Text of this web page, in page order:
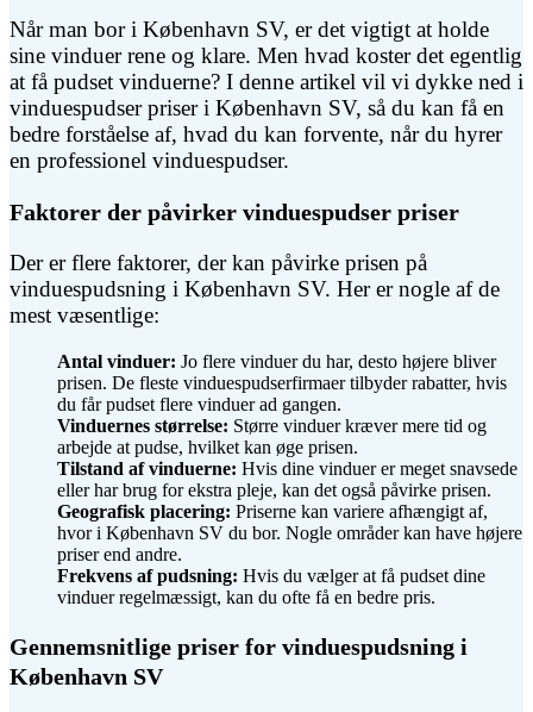
Når man bor i København SV, er det vigtigt at holde
sine vinduer rene og klare. Men hvad koster det egentlig
at få pudset vinduerne? I denne artikel vil vi dykke ned i
vinduespudser priser i København SV, så du kan få en
bedre forståelse af, hvad du kan forvente, når du hyrer
en professionel vinduespudser.
Faktorer der påvirker vinduespudser priser
Der er flere faktorer, der kan påvirke prisen på
vinduespudsning i København SV. Her er nogle af de
mest væsentlige:
Antal vinduer: Jo flere vinduer du har, desto højere bliver
prisen. De fleste vinduespudserfirmaer tilbyder rabatter, hvis
du får pudset flere vinduer ad gangen.
Vinduernes størrelse: Større vinduer kræver mere tid og
arbejde at pudse, hvilket kan øge prisen.
Tilstand af vinduerne: Hvis dine vinduer er meget snavsede
eller har brug for ekstra pleje, kan det også påvirke prisen.
Geografisk placering: Priserne kan variere afhængigt af,
hvor i København SV du bor. Nogle områder kan have højere
priser end andre.
Frekvens af pudsning: Hvis du vælger at få pudset dine
vinduer regelmæssigt, kan du ofte få en bedre pris.
Gennemsnitlige priser for vinduespudsning i
København SV